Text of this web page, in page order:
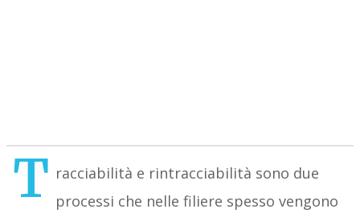
T racciabilità e rintracciabilità sono due
processi che nelle filiere spesso vengono